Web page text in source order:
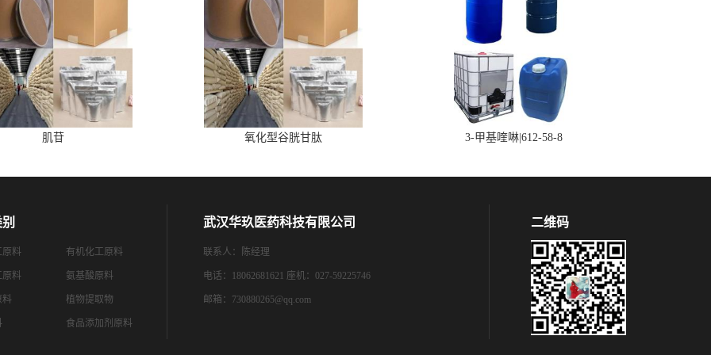
肌苷 氧化型谷胱甘肽 3-甲基喹啉|612-58-8
原料 有机化工原料
原料 氨基酸原料
料 植物提取物
食品添加剂原料
武汉华玖医药科技有限公司
联系人：陈经理
电话：18062681621 座机：027-59225746
邮箱： 730880265@qq.com
二维码